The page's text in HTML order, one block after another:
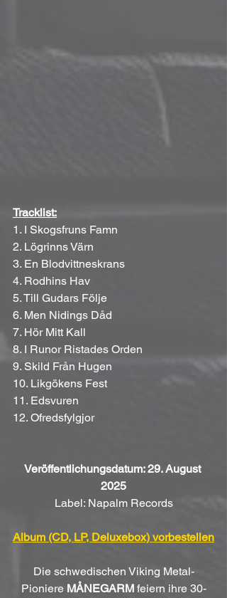
Tracklist:
1. I Skogsfruns Famn
2. Lögrinns Värn
3. En Blodvittneskrans
4. Rodhins Hav
5. Till Gudars Följe
6. Men Nidings Dåd
7. Hör Mitt Kall
8. I Runor Ristades Orden
9. Skild Från Hugen
10. Likgökens Fest
11. Edsvuren
12. Ofredsfylgjor
Veröffentlichungsdatum: 29. August
2025
Label: Napalm Records
Album (CD, LP, Deluxebox) vorbestellen
Die schwedischen Viking Metal-
Pioniere MÅNEGARM feiern ihre 30-